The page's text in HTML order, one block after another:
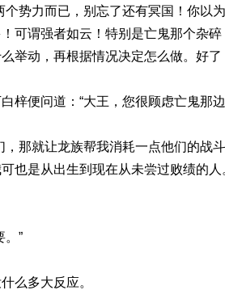
势力而已，别忘了还有冥国！你以
可谓强者如云！特别是亡鬼那个杂
举动，再根据情况决定怎么做。好了
梓便问道：“大王，您很顾虑亡鬼那
那就让龙族帮我消耗一点他们的战
也是从出生到现在从未尝过败绩的
。”
么多大反应。